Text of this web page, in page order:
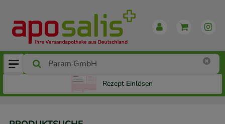
Rezept Einlösen